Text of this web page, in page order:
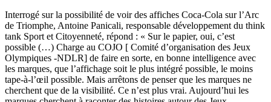
Interrogé sur la possibilité de voir des affiches Coca-Cola sur l’Arc
de Triomphe, Antoine Panicali, responsable développement du think
tank Sport et Citoyenneté, répond : « Sur le papier, oui, c’est
possible (…) Charge au COJO [ Comité d’organisation des Jeux
Olympiques -NDLR] de faire en sorte, en bonne intelligence avec
les marques, que l’affichage soit le plus intégré possible, le moins
tape-à-l’œil possible. Mais arrêtons de penser que les marques ne
cherchent que de la visibilité. Ce n’est plus vrai. Aujourd’hui les